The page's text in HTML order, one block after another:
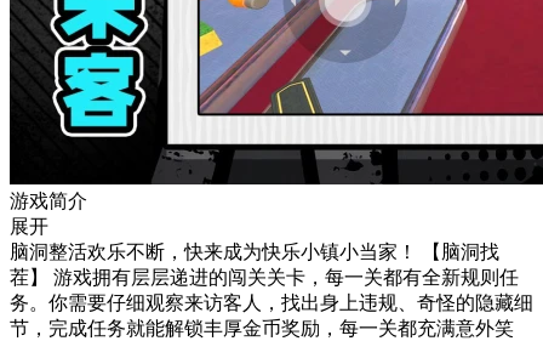
游戏简介
展开
脑洞整活欢乐不断，快来成为快乐小镇小当家！ 【脑洞找
茬】 游戏拥有层层递进的闯关关卡，每一关都有全新规则任
务。你需要仔细观察来访客人，找出身上违规、奇怪的隐藏细
节，完成任务就能解锁丰厚金币奖励，每一关都充满意外笑